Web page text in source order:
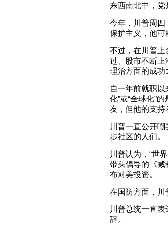
东西南北中，党
今年，川普周四
保护主义，他可
不过，在川普上
过、股市不断上
理治方面的成功
自一年前就职以
化”或“全球化”
友，但他的支持
川普一直公开
步社区的人们。
川普认为，“世
带头倡导的《减
布对美投资。
在国防方面，川
川普总统一直
辞。